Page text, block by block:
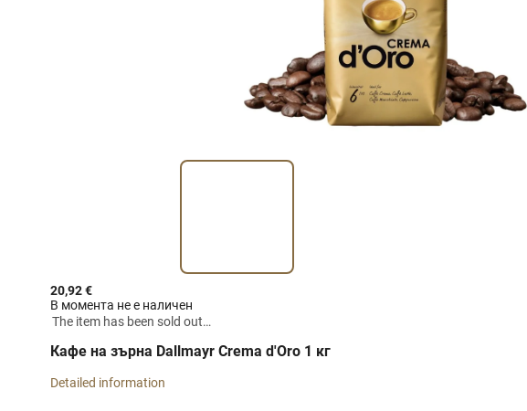
20,92 €
В момента не е наличен
The item has been sold out…
Кафе на зърна Dallmayr Crema d'Oro 1 кг
Detailed information